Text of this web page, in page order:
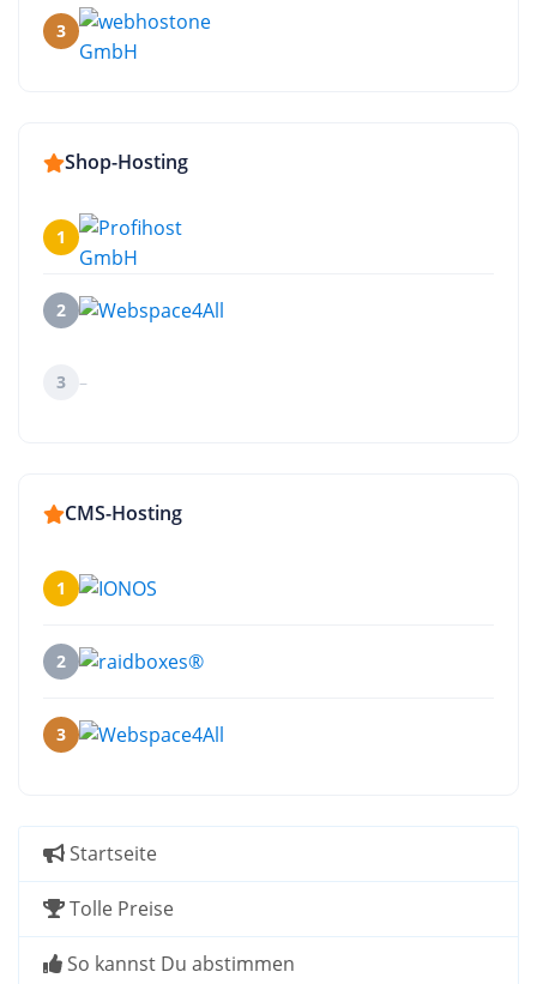
3
Shop-Hosting
1
2
3 –
CMS-Hosting
1
2
3
Startseite
Tolle Preise
So kannst Du abstimmen